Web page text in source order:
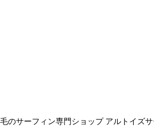
のサーフィン専門ショップ アルトイズ